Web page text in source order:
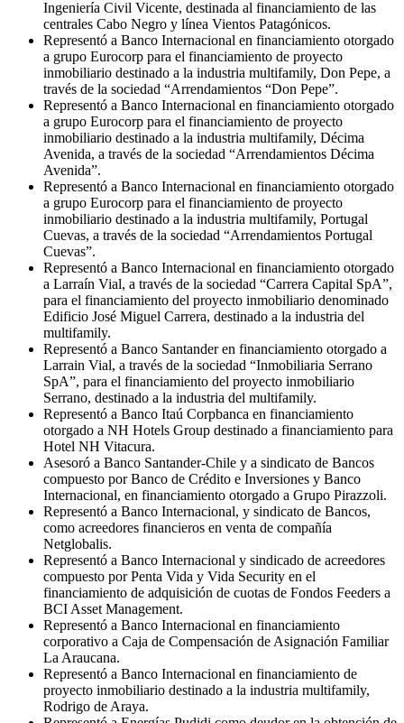
Ingeniería Civil Vicente, destinada al financiamiento de las
centrales Cabo Negro y línea Vientos Patagónicos.
Representó a Banco Internacional en financiamiento otorgado
a grupo Eurocorp para el financiamiento de proyecto
inmobiliario destinado a la industria multifamily, Don Pepe, a
través de la sociedad “Arrendamientos “Don Pepe”.
Representó a Banco Internacional en financiamiento otorgado
a grupo Eurocorp para el financiamiento de proyecto
inmobiliario destinado a la industria multifamily, Décima
Avenida, a través de la sociedad “Arrendamientos Décima
Avenida”.
Representó a Banco Internacional en financiamiento otorgado
a grupo Eurocorp para el financiamiento de proyecto
inmobiliario destinado a la industria multifamily, Portugal
Cuevas, a través de la sociedad “Arrendamientos Portugal
Cuevas”.
Representó a Banco Internacional en financiamiento otorgado
a Larraín Vial, a través de la sociedad “Carrera Capital SpA”,
para el financiamiento del proyecto inmobiliario denominado
Edificio José Miguel Carrera, destinado a la industria del
multifamily.
Representó a Banco Santander en financiamiento otorgado a
Larrain Vial, a través de la sociedad “Inmobiliaria Serrano
SpA”, para el financiamiento del proyecto inmobiliario
Serrano, destinado a la industria del multifamily.
Representó a Banco Itaú Corpbanca en financiamiento
otorgado a NH Hotels Group destinado a financiamiento para
Hotel NH Vitacura.
Asesoró a Banco Santander-Chile y a sindicato de Bancos
compuesto por Banco de Crédito e Inversiones y Banco
Internacional, en financiamiento otorgado a Grupo Pirazzoli.
Representó a Banco Internacional, y sindicato de Bancos,
como acreedores financieros en venta de compañía
Netglobalis.
Representó a Banco Internacional y sindicado de acreedores
compuesto por Penta Vida y Vida Security en el
financiamiento de adquisición de cuotas de Fondos Feeders a
BCI Asset Management.
Representó a Banco Internacional en financiamiento
corporativo a Caja de Compensación de Asignación Familiar
La Araucana.
Representó a Banco Internacional en financiamiento de
proyecto inmobiliario destinado a la industria multifamily,
Rodrigo de Araya.